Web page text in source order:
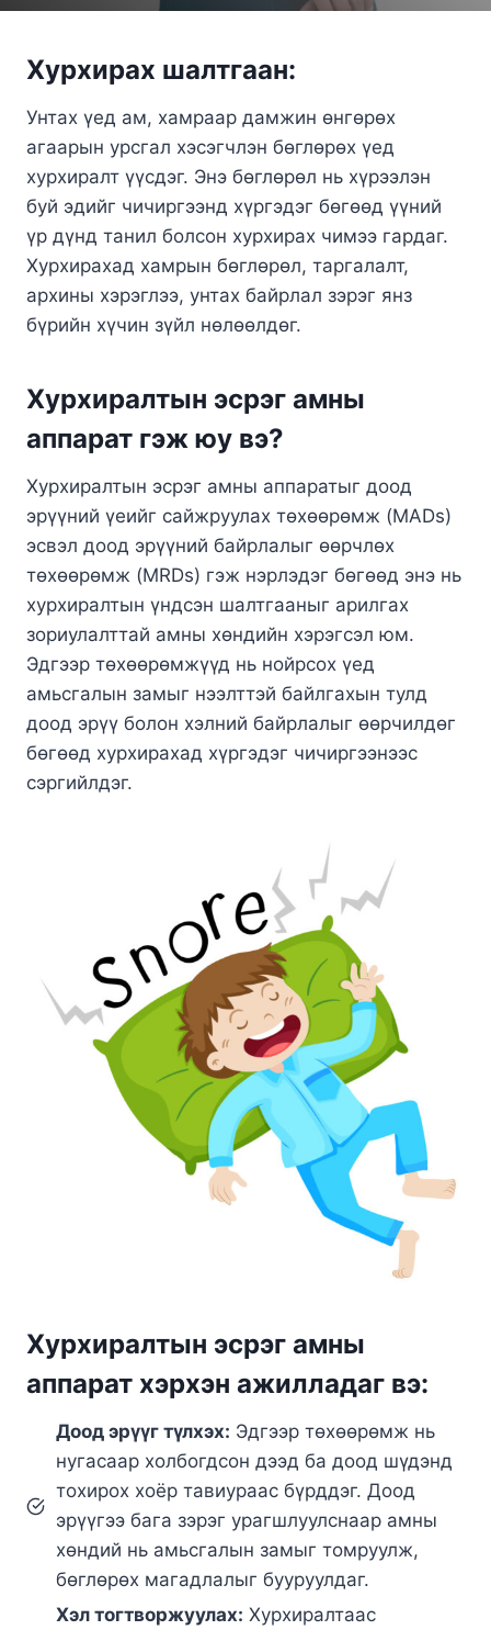
Хурхирах шалтгаан:
Унтах үед ам, хамраар дамжин өнгөрөх
агаарын урсгал хэсэгчлэн бөглөрөх үед
хурхиралт үүсдэг. Энэ бөглөрөл нь хүрээлэн
буй эдийг чичиргээнд хүргэдэг бөгөөд үүний
үр дүнд танил болсон хурхирах чимээ гардаг.
Хурхирахад хамрын бөглөрөл, таргалалт,
архины хэрэглээ, унтах байрлал зэрэг янз
бүрийн хүчин зүйл нөлөөлдөг.
Хурхиралтын эсрэг амны
аппарат гэж юу вэ?
Хурхиралтын эсрэг амны аппаратыг доод
эрүүний үеийг сайжруулах төхөөрөмж (MADs)
эсвэл доод эрүүний байрлалыг өөрчлөх
төхөөрөмж (MRDs) гэж нэрлэдэг бөгөөд энэ нь
хурхиралтын үндсэн шалтгааныг арилгах
зориулалттай амны хөндийн хэрэгсэл юм.
Эдгээр төхөөрөмжүүд нь нойрсох үед
амьсгалын замыг нээлттэй байлгахын тулд
доод эрүү болон хэлний байрлалыг өөрчилдөг
бөгөөд хурхирахад хүргэдэг чичиргээнээс
сэргийлдэг.
Хурхиралтын эсрэг амны
аппарат хэрхэн ажилладаг вэ:
Доод эрүүг түлхэх: Эдгээр төхөөрөмж нь
нугасаар холбогдсон дээд ба доод шүдэнд
тохирох хоёр тавиураас бүрддэг. Доод
эрүүгээ бага зэрэг урагшлуулснаар амны
хөндий нь амьсгалын замыг томруулж,
бөглөрөх магадлалыг бууруулдаг.
Хэл тогтворжуулах: Хурхиралтаас